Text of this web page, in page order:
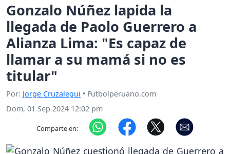
Gonzalo Núñez lapida la
llegada de Paolo Guerrero a
Alianza Lima: "Es capaz de
llamar a su mamá si no es
titular"
Por: Jorge Cruzalegui • Futbolperuano.com
Dom, 01 Sep 2024 12:02 pm
Comparte en: